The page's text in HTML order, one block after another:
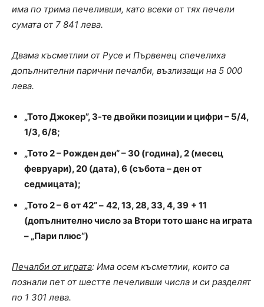
има по трима печеливши, като всеки от тях печели
сумата от 7 841 лева.
Двама късметлии от Русе и Първенец спечелиха
допълнителни парични печалби, възлизащи на 5 000
лева.
„Тото Джокер”, 3-те двойки позиции и цифри – 5/4,
1/3, 6/8;
„Тото 2 – Рожден ден“ – 30 (година), 2 (месец
февруари), 20 (дата), 6 (събота – ден от
седмицата);
„Тото 2 – 6 от 42” – 42, 13, 28, 33, 4, 39 + 11
(допълнително число за Втори тото шанс на играта
– „Пари плюс“)
Печалби от играта: Има осем късметлии, които са
познали пет от шестте печеливши числа и си разделят
по 1 301 лева.